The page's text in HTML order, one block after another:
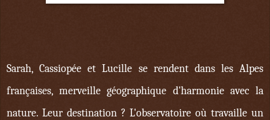
Sarah, Cassiopée et Lucille se rendent dans les Alpes
françaises, merveille géographique d'harmonie avec la
nature. Leur destination ? L'observatoire où travaille un